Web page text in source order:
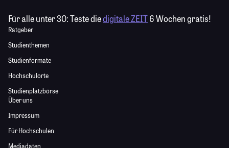
Für alle unter 30:Teste diedigitale ZEIT6 Wochen gratis!
Ratgeber
Studienthemen
Studienformate
Hochschulorte
Studienplatzbörse
Über uns
Impressum
Für Hochschulen
Mediadaten